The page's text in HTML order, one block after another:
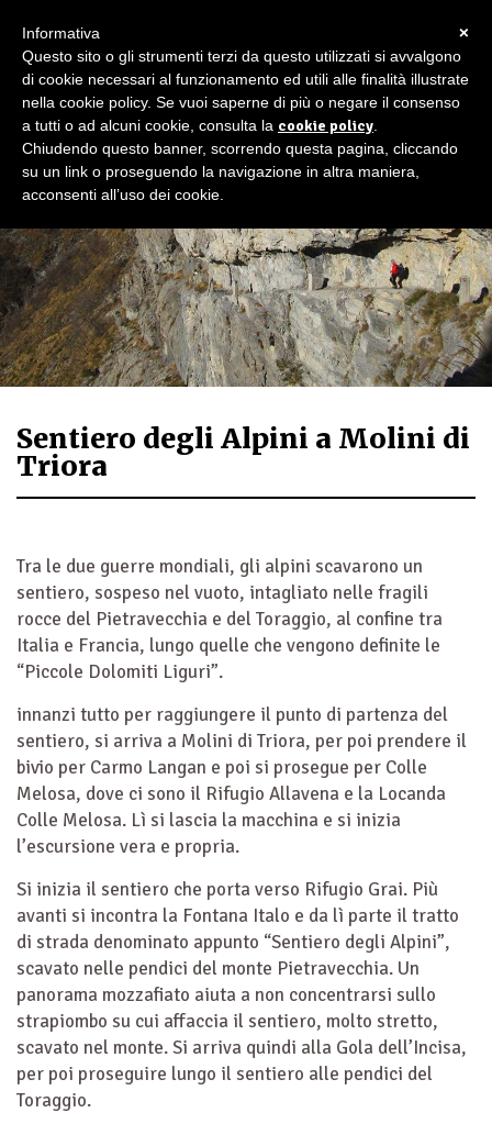
Sentiero degli Alpini a Molini di
Triora
Tra le due guerre mondiali, gli alpini scavarono un
sentiero, sospeso nel vuoto, intagliato nelle fragili
rocce del Pietravecchia e del Toraggio, al confine tra
Italia e Francia, lungo quelle che vengono definite le
“Piccole Dolomiti Liguri”.
innanzi tutto per raggiungere il punto di partenza del
sentiero, si arriva a Molini di Triora, per poi prendere il
bivio per Carmo Langan e poi si prosegue per Colle
Melosa, dove ci sono il Rifugio Allavena e la Locanda
Colle Melosa. Lì si lascia la macchina e si inizia
l’escursione vera e propria.
Si inizia il sentiero che porta verso Rifugio Grai. Più
avanti si incontra la Fontana Italo e da lì parte il tratto
di strada denominato appunto “Sentiero degli Alpini”,
scavato nelle pendici del monte Pietravecchia. Un
panorama mozzafiato aiuta a non concentrarsi sullo
strapiombo su cui affaccia il sentiero, molto stretto,
scavato nel monte. Si arriva quindi alla Gola dell’Incisa,
per poi proseguire lungo il sentiero alle pendici del
Toraggio.
×
Informativa
Questo sito o gli strumenti terzi da questo utilizzati si avvalgono
di cookie necessari al funzionamento ed utili alle finalità illustrate
nella cookie policy. Se vuoi saperne di più o negare il consenso
a tutti o ad alcuni cookie, consulta la cookie policy
Chiudendo questo banner, scorrendo questa pagina, cliccando
su un link o proseguendo la navigazione in altra maniera,
acconsenti all’uso dei cookie.